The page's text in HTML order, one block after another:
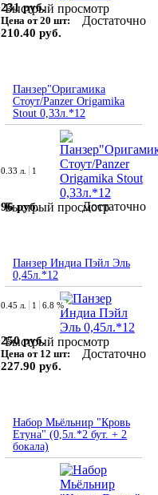
Быстрый просмотр
231 руб.
Цена от 20 шт:
210.40 руб.
Достаточно
Панзер"Оригамика
Стоут/Panzer Origamika
Stout 0,33л.*12
Быстрый просмотр
0.33 л. 1
96 руб. Достаточно
Панзер Индиа Пэйл Эль
0,45л.*12
Быстрый просмотр
0.45 л. 1 6.8 %
250 руб.
Цена от 12 шт:
227.90 руб.
Достаточно
Набор Мьёльнир "Кровь
Етуна" (0,5л.*2 бут. + 2
бокала)